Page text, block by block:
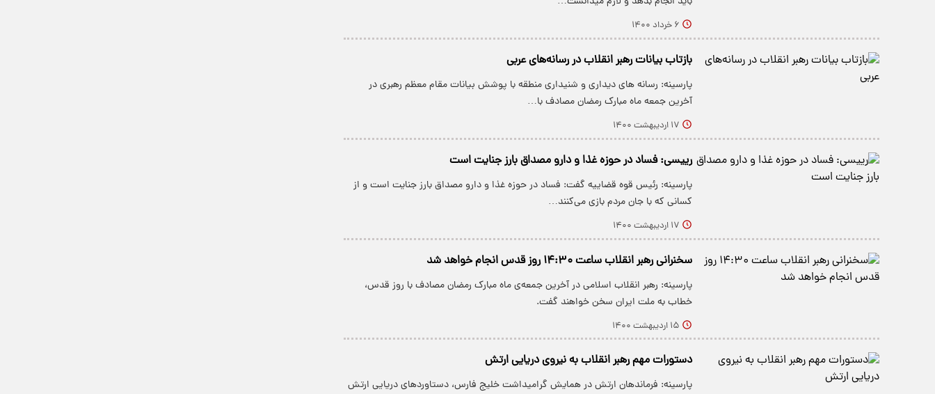
۶ خرداد ۱۴۰۰
بازتاب بیانات رهبر انقلاب در رسانه‌های عربی
پارسینه: رسانه های دیداری و شنیداری منطقه با پوشش بیانات مقام معظم رهبری در
آخرین جمعه ماه مبارک رمضان مصادف با…
۱۷ اردیبهشت ۱۴۰۰
رییسی: فساد در حوزه غذا و دارو مصداق بارز جنایت است
پارسینه: رئیس قوه قضاییه گفت: فساد در حوزه غذا و دارو مصداق بارز جنایت است و از
کسانی که با جان مردم بازی می‌کنند…
۱۷ اردیبهشت ۱۴۰۰
سخنرانی رهبر انقلاب ساعت ۱۴:۳۰ روز قدس انجام خواهد شد
پارسینه: رهبر انقلاب اسلامی در آخرین جمعه‌ی ماه مبارک رمضان مصادف با روز قدس،
خطاب به ملت ایران سخن خواهند گفت.
۱۵ اردیبهشت ۱۴۰۰
دستورات مهم رهبر انقلاب به نیروی دریایی ارتش
پارسینه: فرماندهان ارتش در همایش گرامیداشت خلیج فارس، دستاورد‌های دریایی ارتش